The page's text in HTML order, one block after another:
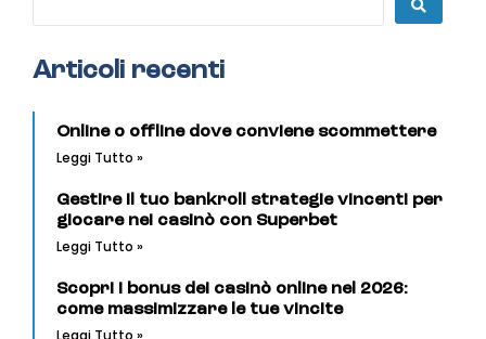
Articoli recenti
Online o offline dove conviene scommettere
Leggi Tutto »
Gestire il tuo bankroll strategie vincenti per
giocare nei casinò con Superbet
Leggi Tutto »
Scopri i bonus dei casinò online nel 2026:
come massimizzare le tue vincite